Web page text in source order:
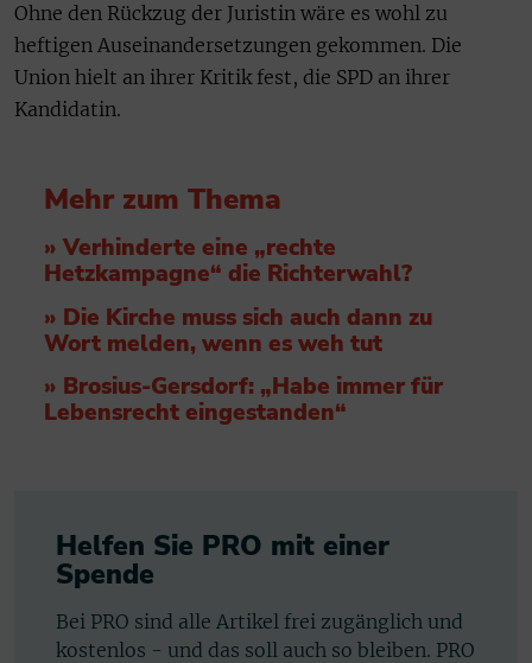
Ohne den Rückzug der Juristin wäre es wohl zu
heftigen Auseinandersetzungen gekommen. Die
Union hielt an ihrer Kritik fest, die SPD an ihrer
Kandidatin.
Mehr zum Thema
» Verhinderte eine „rechte
Hetzkampagne“ die Richterwahl?
» Die Kirche muss sich auch dann zu
Wort melden, wenn es weh tut
» Brosius-Gersdorf: „Habe immer für
Lebensrecht eingestanden“
Helfen Sie PRO mit einer
Spende
Bei PRO sind alle Artikel frei zugänglich und
kostenlos - und das soll auch so bleiben. PRO